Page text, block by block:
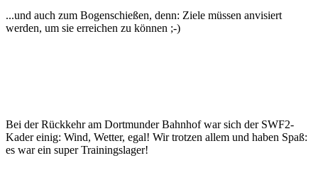
...und auch zum Bogen­schießen, denn: Ziele müssen anvisiert
werden, um sie erreichen zu können ;-)
Bei der Rück­kehr am Dort­munder Bahnhof war sich der SWF2-
Kader einig: Wind, Wetter, egal! Wir trotzen allem und haben Spaß:
es war ein super Trainingslager!